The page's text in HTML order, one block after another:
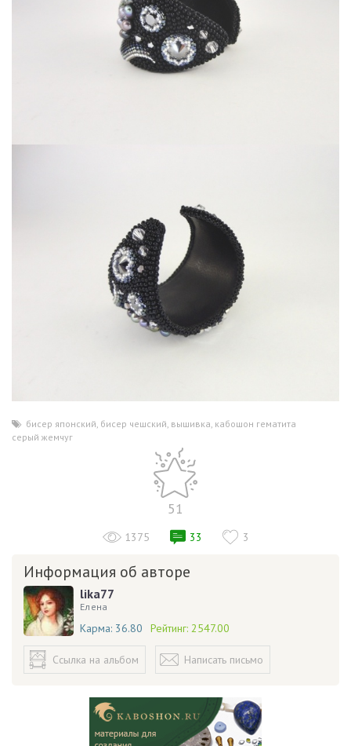
бисер японский бисер чешский вышивка кабошон гематита
серый жемчуг
51
1375 33 3
Информация об авторе
lika77
Елена
Карма: 36.80 Рейтинг: 2547.00
Ссылка на альбом Написать письмо